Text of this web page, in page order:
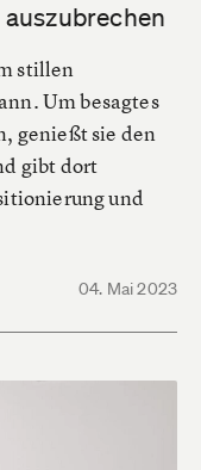
stillen
Um besagtes
genießt sie den
gibt dort
und
04. Mai 2023